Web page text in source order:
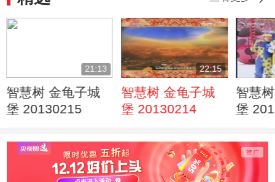
21:13
智慧树 金龟子城
堡 20130215
22:15
智慧树 金龟子城
堡 20130214
智慧
堡